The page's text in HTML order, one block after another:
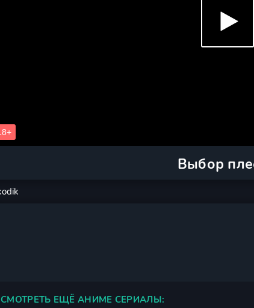
Выбор
СМОТРЕТЬ ЕЩЁ АНИМЕ СЕРИАЛЫ: